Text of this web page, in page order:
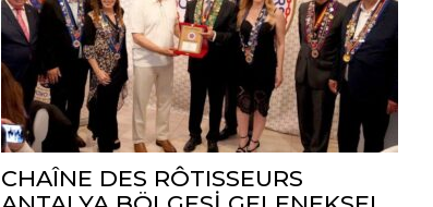
CHAÎNE DES RÔTISSEURS